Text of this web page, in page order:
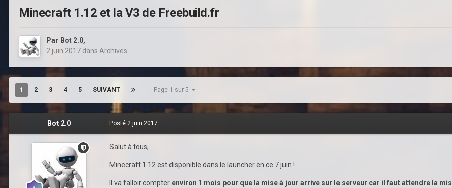
Minecraft 1.12 et la V3 de Freebuild.fr
Par Bot 2.0,
2 juin 2017 dans Archives
1 2 3 4 5 SUIVANT Page 1 sur 5
Bot 2.0 Posté 2 juin 2017
Salut à tous,
Minecraft 1.12 est disponible dans le launcher en ce 7 juin !
Il va falloir compter environ 1 mois pour que la mise à jour arrive sur le serveur car il faut attendre la